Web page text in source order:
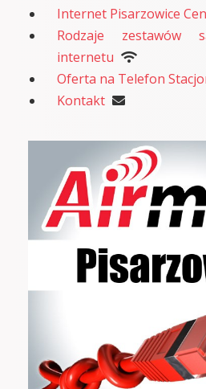
Internet Pisarzowice
Rodzaje zestawów
internetu
Oferta na Telefon
Kontakt